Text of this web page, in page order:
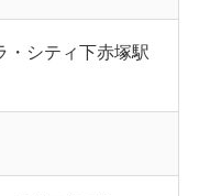
シティ下赤塚駅